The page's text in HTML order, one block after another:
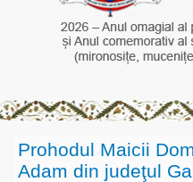
Prohodul Maicii
Adam din judeţul